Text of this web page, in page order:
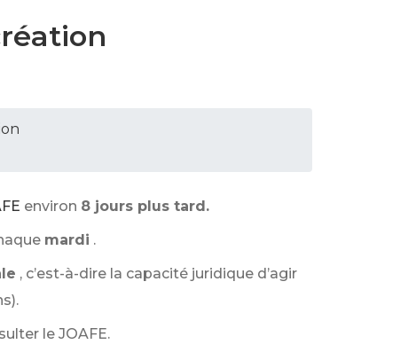
environ 8 jours plus tard.
mardi .
, c’est-à-dire la capacité juridique d’agir
le JOAFE.